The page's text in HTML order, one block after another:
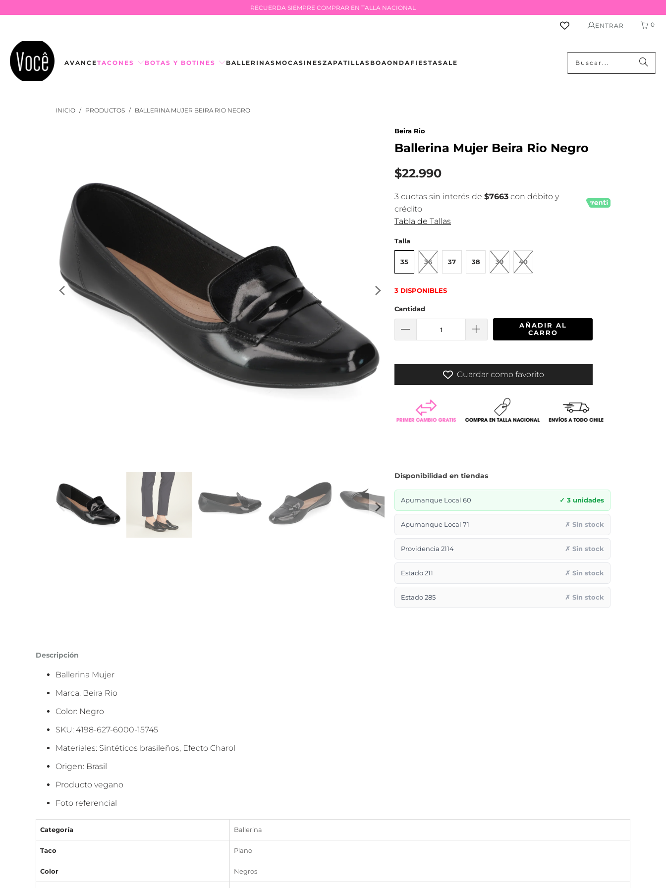
RECUERDA SIEMPRE COMPRAR EN TALLA NACIONAL
ENTRAR 0
AVANCETACONES BOTAS Y BOTINES BALLERINAS MOCASINESZAPATILLAS BOAONDA FIESTASALE
INICIO / PRODUCTOS / BALLERINA MUJER BEIRA RIO NEGRO
Beira Rio
Ballerina Mujer Beira Rio Negro
$22.990
3 cuotas sin interés de $7663 con débito y
crédito
Tabla de Tallas
Talla
35 36 37 38 39 40
3 DISPONIBLES
Cantidad
AÑADIR AL
CARRO
Guardar como favorito
Disponibilidad en tiendas
Apumanque Local 60 ✓ 3 unidades
Apumanque Local 71 ✗ Sin stock
Providencia 2114 ✗ Sin stock
Estado 211 ✗ Sin stock
Estado 285 ✗ Sin stock
Descripción
Ballerina Mujer
Marca: Beira Rio
Color: Negro
SKU: 4198-627-6000-15745
Materiales: Sintéticos brasileños, Efecto Charol
Origen: Brasil
Producto vegano
Foto referencial
Categoría Ballerina
Taco Plano
Color Negros